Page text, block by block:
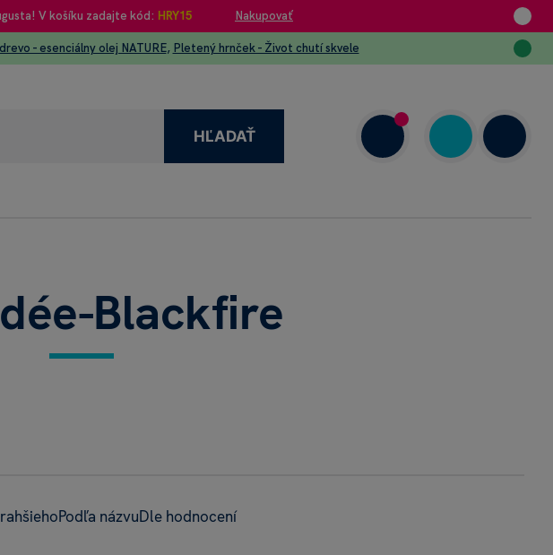
V košíku zadajte kód: HRY15 Nakupovať
- esenciálny olej NATURE, Pletený hrnček - Život chutí skvele
HĽADAŤ
Blackfire
Podľa názvuDle hodnocení